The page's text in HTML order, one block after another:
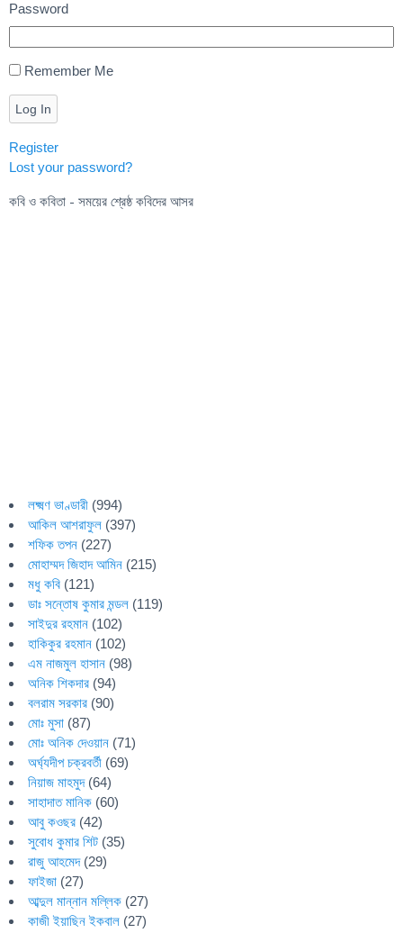
Password
Remember Me
Log In
Register
Lost your password?
কবি ও কবিতা - সময়ের শ্রেষ্ঠ কবিদের আসর
লক্ষ্মণ ভাণ্ডারী (994)
আকিল আশরাফুল (397)
শফিক তপন (227)
মোহাম্মদ জিহাদ আমিন (215)
মধু কবি (121)
ডাঃ সন্তোষ কুমার মন্ডল (119)
সাইদুর রহমান (102)
হাকিকুর রহমান (102)
এম নাজমুল হাসান (98)
অনিক শিকদার (94)
বলরাম সরকার (90)
মোঃ মুসা (87)
মোঃ অনিক দেওয়ান (71)
অর্ঘ্যদীপ চক্রবর্তী (69)
নিয়াজ মাহমুদ(64)
সাহাদাত মানিক (60)
আবু কওছর (42)
সুবোধ কুমার শিট (35)
রাজু আহমেদ(29)
ফাইজা (27)
আব্দুল মান্নান মল্লিক (27)
কাজী ইয়াছিন ইকবাল (27)